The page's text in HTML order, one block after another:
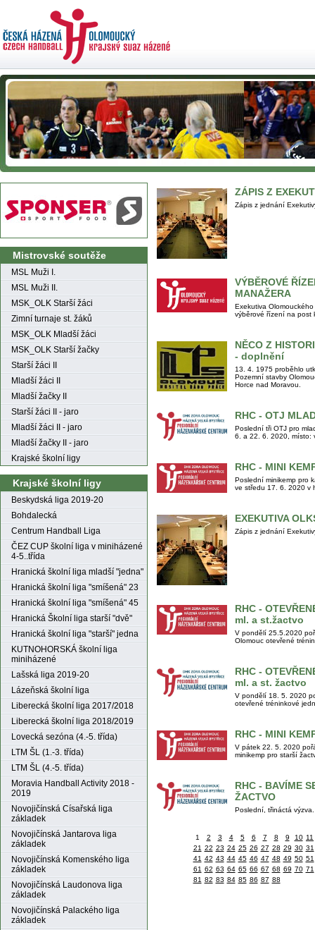
Mistrovské soutěže
MSL Muži I.
MSL Muži II.
MSK_OLK Starší žáci
Zimní turnaje st. žáků
MSK_OLK Mladší žáci
MSK_OLK Starší žačky
Starší žáci II
Mladší žáci II
Mladší žačky II
Starší žáci II - jaro
Mladší žáci II - jaro
Mladší žačky II - jaro
Krajské školní ligy
Krajské školní ligy
Beskydská liga 2019-20
Bohdalecká
Centrum Handball Liga
ČEZ CUP školní liga v miniházené
4-5..třída
Hranická školní liga mladší "jedna"
Hranická školní liga "smíšená" 23
Hranická školní liga "smíšená" 45
Hranická Školní liga starší "dvě"
Hranická školní liga "starší" jedna
KUTNOHORSKÁ školní liga
miniházené
Lašská liga 2019-20
Lázeňská školní liga
Liberecká školní liga 2017/2018
Liberecká školní liga 2018/2019
Lovecká sezóna (4.-5. třída)
LTM ŠL (1.-3. třída)
LTM ŠL (4.-5. třída)
Moravia Handball Activity 2018 -
2019
Novojičínská Císařská liga
základek
Novojičínská Jantarova liga
základek
Novojičínská Komenského liga
základek
Novojičínská Laudonova liga
základek
Novojičínská Palackého liga
základek
ZÁPIS Z
Zápis z jednání
VÝBĚROVÉ
MANAŽERA
Exekutiva
výběrové řízení na post
NĚCO Z
- doplnění
13. 4. 1975 proběhlo
Pozemní stavby
Horce nad Moravou.
RHC - OTJ
Poslední tři OTJ pro
6. a 22. 6. 2020, místo:
RHC - MINI
Poslední minikemp pro
ve středu 17. 6. 2020 v
EXEKUTIVA
Zápis z jednání
RHC -
ml. a st.žactvo
V pondělí 25.5.2020
Olomouc otevřené
RHC -
ml. a st. žactvo
V pondělí 18. 5. 2020
otevřené tréninkové
RHC - MINI
V pátek 22. 5. 2020
minikemp pro starší
RHC - BAVÍME
ŽACTVO
Poslední, třináctá výzva.
1 2 3 4 5 6 7 8 9 10 11
21 22 23 24 25 26 27 28 29 30 31
41 42 43 44 45 46 47 48 49 50 51
61 62 63 64 65 66 67 68 69 70 71
81 82 83 84 85 86 87 88